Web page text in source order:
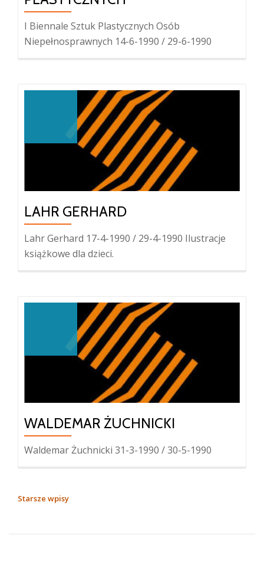
I Biennale Sztuk Plastycznych Osób
Niepełnosprawnych 14-6-1990 / 29-6-1990
LAHR GERHARD
Lahr Gerhard 17-4-1990 / 29-4-1990 Ilustracje
książkowe dla dzieci.
WALDEMAR ŻUCHNICKI
Waldemar Żuchnicki 31-3-1990 / 30-5-1990
NAWIGACJA
Starsze wpisy